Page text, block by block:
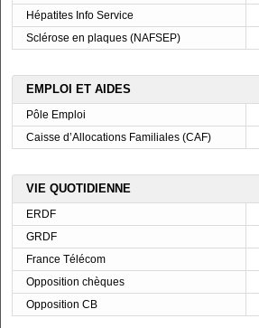
Hépatites Info Service
Sclérose en plaques (NAFSEP)
EMPLOI ET AIDES
Pôle Emploi
Caisse d’Allocations Familiales (CAF)
VIE QUOTIDIENNE
ERDF
GRDF
France Télécom
Opposition chèques
Opposition CB